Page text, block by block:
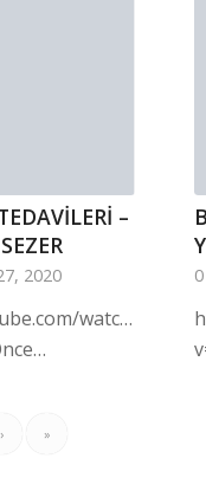
–
2020
watch?
› »